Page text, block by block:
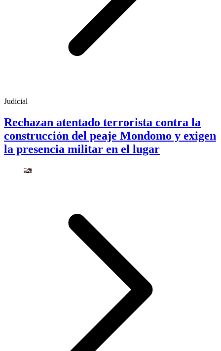
Judicial
Rechazan atentado terrorista contra la
construcción del peaje Mondomo y exigen
la presencia militar en el lugar